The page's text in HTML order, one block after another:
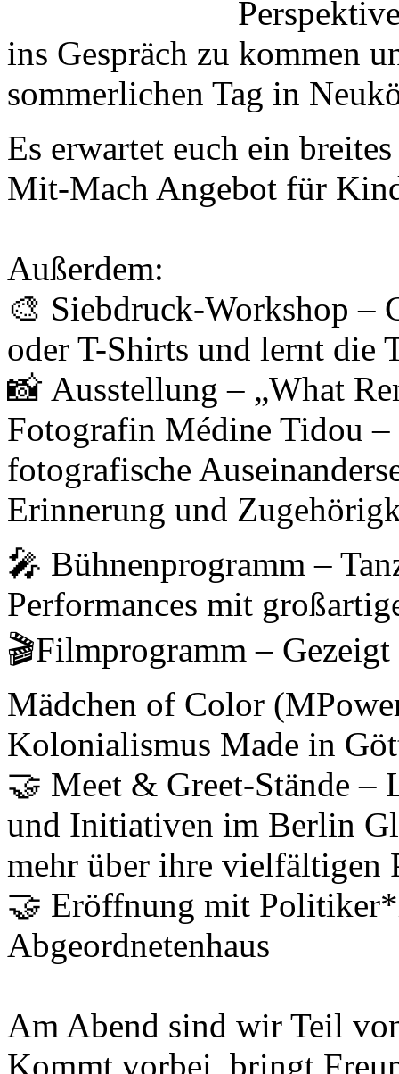
ins Gespräch zu kommen
sommerlichen Tag in
Es erwartet euch ein
Mit-Mach Angebot für
Außerdem:
🎨 Siebdruck-Workshop –
oder T-Shirts und lernt die
📸 Ausstellung – „What
Fotografin Médine Tidou
fotografische
Erinnerung und
🎤 Bühnenprogramm –
Performances mit
🎬Filmprogramm –
Mädchen of Color
Kolonialismus Made in
🤝 Meet & Greet-Stände –
und Initiativen im Berlin
mehr über ihre vielfältigen
🤝 Eröffnung mit
Abgeordnetenhaus
Am Abend sind wir Teil
Kommt vorbei, bringt